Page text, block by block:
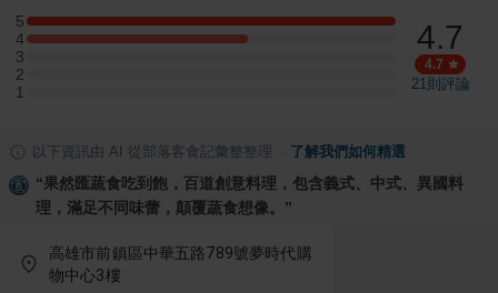
5
5 星：5 則評論
4
4 星：3 則評論
3
3 星：0 則評論
2
2 星：0 則評論
1
1 星：0 則評論
4.7
4.7
21則評論
以下資訊由 AI 從部落客食記彙整整理 了解我們如何精選
“果然匯蔬食吃到飽，百道創意料理，包含義式、中式、異國料
理，滿足不同味蕾，顛覆蔬食想像。 ”
高雄市前鎮區中華五路789號夢時代購
物中心3樓